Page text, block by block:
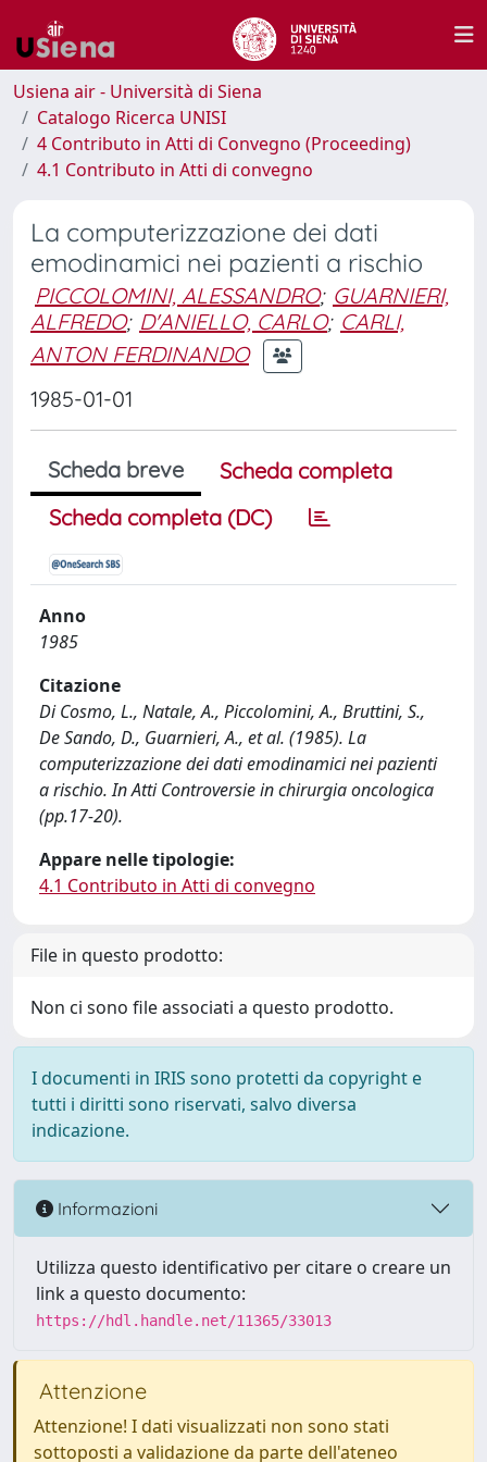
Usiena air - Università di Siena
Catalogo Ricerca UNISI
4 Contributo in Atti di Convegno (Proceeding)
4.1 Contributo in Atti di convegno
La computerizzazione dei dati
emodinamici nei pazienti a rischio
PICCOLOMINI, ALESSANDRO; GUARNIERI,
ALFREDO; D'ANIELLO, CARLO; CARLI,
ANTON FERDINANDO
1985-01-01
Scheda breve
Scheda completa
Scheda completa (DC)
Anno
1985
Citazione
Di Cosmo, L., Natale, A., Piccolomini, A., Bruttini, S.,
De Sando, D., Guarnieri, A., et al. (1985). La
computerizzazione dei dati emodinamici nei pazienti
a rischio. In Atti Controversie in chirurgia oncologica
(pp.17-20).
Appare nelle tipologie:
4.1 Contributo in Atti di convegno
File in questo prodotto:
Non ci sono file associati a questo prodotto.
I documenti in IRIS sono protetti da copyright e
tutti i diritti sono riservati, salvo diversa
indicazione.
Informazioni
Utilizza questo identificativo per citare o creare un
link a questo documento:
https://hdl.handle.net/11365/33013
Attenzione
Attenzione! I dati visualizzati non sono stati
sottoposti a validazione da parte dell'ateneo